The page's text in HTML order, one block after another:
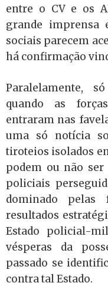
entre o CV e os
grande imprensa
sociais parecem
há confirmação
Paralelamente,
quando as
entraram nas
uma só notícia
tiroteios isolados
podem ou não ser
policiais
dominado pelas
resultados
Estado policial-
vésperas da
passado se
contra tal Estado.